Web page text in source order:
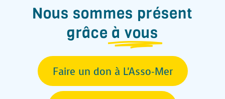
Nous sommes présent
grâce à vous
Faire un don à L'Asso-Mer